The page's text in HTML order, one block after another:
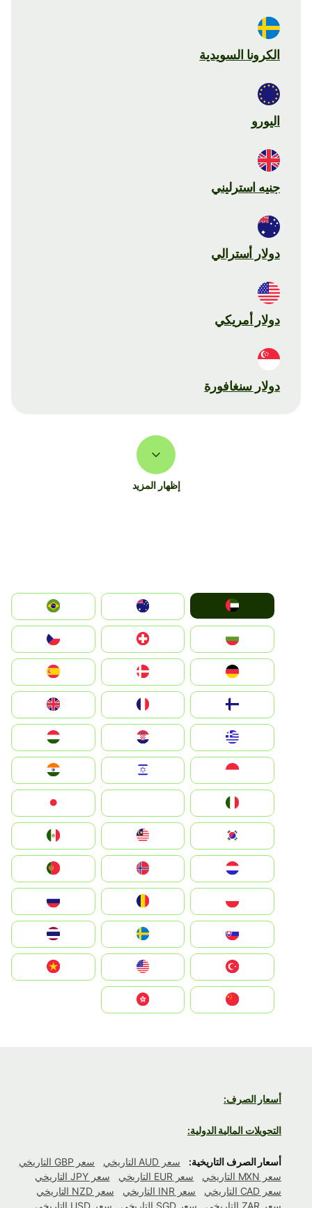
الكرونا السويدية
اليورو
جنيه استرليني
دولار أسترالي
دولار أمريكي
دولار سنغافورة
إظهار المزيد
الإمارات العربية المتحدة
Australia
България
Switzerland
Czechia
Deutschland
Denmark
United Kingdom
Hrvatska
Magyarország
Indonesia
South Korea
Nederland
Portugal
România
Slovensko
United States
Vietnam
أسعار الصرف:
التحويلات المالية الدولية:
أسعار الصرف التاريخية: سعر AUD التاريخي
سعر GBP التاريخي
سعر MXN التاريخي
سعر EUR التاريخي
سعر JPY التاريخي
سعر CAD التاريخي
سعر INR التاريخي
سعر NZD التاريخي
سعر ZAR التاريخي
سعر SGD التاريخي
سعر USD التاريخي